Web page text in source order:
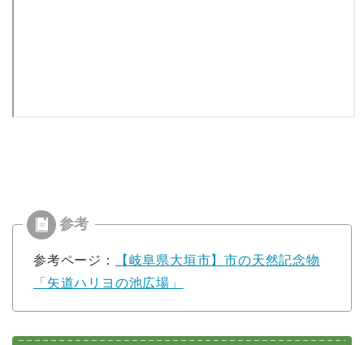
参考ページ：
【岐阜県大垣市】市の天然記念物
「矢道ハリヨの池広場」